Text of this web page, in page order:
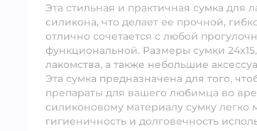
Эта стильная и практичная сумка для
силикона, что делает ее прочной,
отлично сочетается с любой
функциональной. Размеры сумки
лакомства, а также небольшие
Эта сумка предназначена для того,
препараты для вашего любимца во
силиконовому материалу сумку
гигиеничность и долговечность